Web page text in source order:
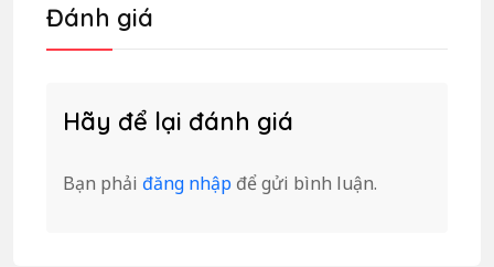
Đánh giá
Hãy để lại đánh giá
Bạn phải đăng nhập để gửi bình luận.